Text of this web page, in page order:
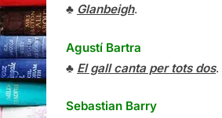
♣ Glanbeigh.
Agustí Bartra
♣ El gall canta per tots dos.
Sebastian Barry